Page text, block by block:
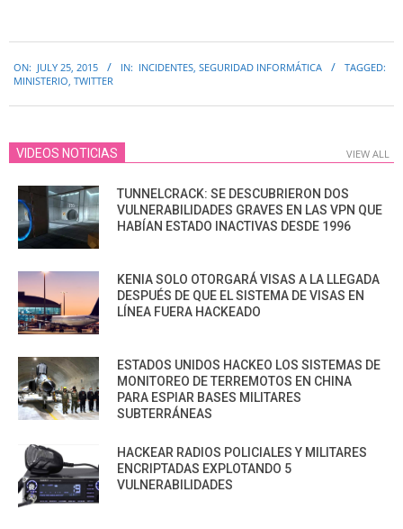
07-
ON: JULY 25, 2015 IN: INCIDENTES, SEGURIDAD INFORMÁTICA
TAGGED:
MINISTERIO, TWITTER
VIDEOS NOTICIAS VIEW ALL
TUNNELCRACK: SE DESCUBRIERON DOS
VULNERABILIDADES GRAVES EN LAS VPN QUE
HABÍAN ESTADO INACTIVAS DESDE 1996
KENIA SOLO OTORGARÁ VISAS A LA LLEGADA
DESPUÉS DE QUE EL SISTEMA DE VISAS EN
LÍNEA FUERA HACKEADO
ESTADOS UNIDOS HACKEO LOS SISTEMAS DE
MONITOREO DE TERREMOTOS EN CHINA
PARA ESPIAR BASES MILITARES
SUBTERRÁNEAS
HACKEAR RADIOS POLICIALES Y MILITARES
ENCRIPTADAS EXPLOTANDO 5
VULNERABILIDADES